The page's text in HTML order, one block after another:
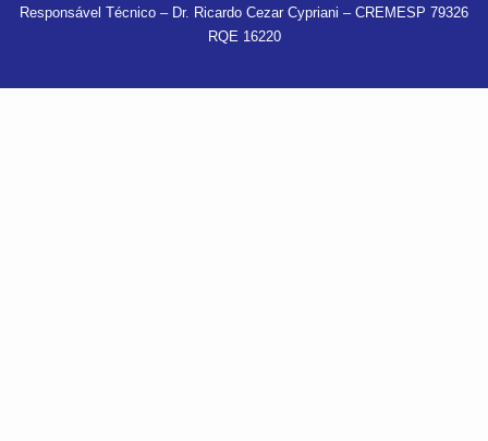
Responsável Técnico – Dr. Ricardo Cezar Cypriani – CREMESP 79326
RQE 16220